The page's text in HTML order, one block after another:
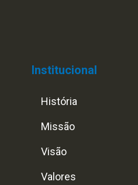
Institucional
História
Missão
Visão
Valores